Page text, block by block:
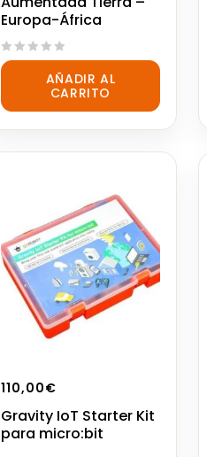
Europa-África
0
5
AÑADIR AL
CARRITO
110,00€
Gravity IoT Starter Kit
para micro:bit